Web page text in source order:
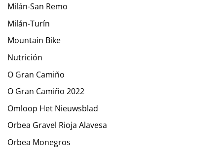
Milán-San Remo
Milán-Turín
Mountain Bike
Nutrición
O Gran Camiño
O Gran Camiño 2022
Omloop Het Nieuwsblad
Orbea Gravel Rioja Alavesa
Orbea Monegros